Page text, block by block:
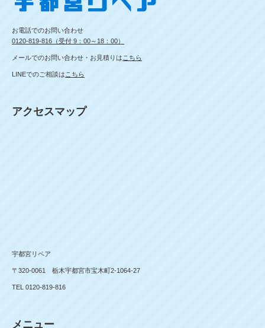
お電話でのお問い合わせ
0120-819-816（受付 9：00～18：00）
メールでのお問い合わせ・お見積りは こちら
LINEでのご相談は こちら
アクセスマップ
宇都宮リペア
〒320-0061 栃木宇都宮市宝木町2-1064-27
TEL 0120-819-816
メニュー